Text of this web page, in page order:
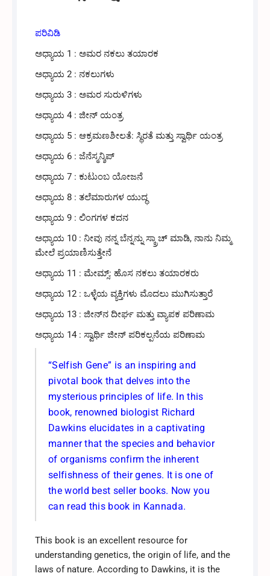
ಪರಿವಿಡಿ
ಅಧ್ಯಾಯ 1 : ಅಮರ ನಕಲು ತಯಾರಕ
ಅಧ್ಯಾಯ 2 : ನಕಲುಗಳು
ಅಧ್ಯಾಯ 3 : ಅಮರ ಸುರುಳಿಗಳು
ಅಧ್ಯಾಯ 4 : ಜೀನ್ ಯಂತ್ರ
ಅಧ್ಯಾಯ 5 : ಆಕ್ರಮಣಶೀಲತೆ: ಸ್ಥಿರತೆ ಮತ್ತು ಸ್ವಾರ್ಥಿ ಯಂತ್ರ
ಅಧ್ಯಾಯ 6 : ಜೆನೆಸ್ಮನ್ಶಿಪ್
ಅಧ್ಯಾಯ 7 : ಕುಟುಂಬ ಯೋಜನೆ
ಅಧ್ಯಾಯ 8 : ತಲೆಮಾರುಗಳ ಯುದ್ಧ
ಅಧ್ಯಾಯ 9 : ಲಿಂಗಗಳ ಕದನ
ಅಧ್ಯಾಯ 10 : ನೀವು ನನ್ನ ಬೆನ್ನನ್ನು ಸ್ಕ್ರಾಚ್ ಮಾಡಿ, ನಾನು ನಿಮ್ಮ
ಮೇಲೆ ಪ್ರಯಾಣಿಸುತ್ತೇನೆ
ಅಧ್ಯಾಯ 11 : ಮೇಮ್ಸ್: ಹೊಸ ನಕಲು ತಯಾರಕರು
ಅಧ್ಯಾಯ 12 : ಒಳ್ಳೆಯ ವ್ಯಕ್ತಿಗಳು ಮೊದಲು ಮುಗಿಸುತ್ತಾರೆ
ಅಧ್ಯಾಯ 13 : ಜೀನ್‌ನ ದೀರ್ಘ ಮತ್ತು ವ್ಯಾಪಕ ಪರಿಣಾಮ
ಅಧ್ಯಾಯ 14 : ಸ್ವಾರ್ಥಿ ಜೀನ್ ಪರಿಕಲ್ಪನೆಯ ಪರಿಣಾಮ
“Selfish Gene” is an inspiring and
pivotal book that delves into the
mysterious principles of life. In this
book, renowned biologist Richard
Dawkins elucidates in a captivating
manner that the species and behavior
of organisms confirm the inherent
selfishness of their genes. It is one of
the world best seller books. Now you
can read this book in Kannada.
This book is an excellent resource for
understanding genetics, the origin of life, and the
laws of nature. According to Dawkins, it is the